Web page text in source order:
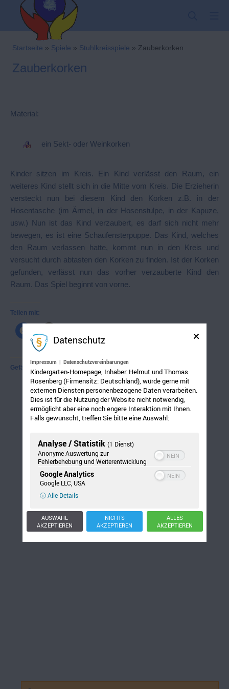
springen
Kindergarten-
Startseite » Spiele » Stuhlkreisspiele » Zauberkorken
Zauberkorken
Material:
ein Sekt- oder Weinkorken
Kinder sitzen im Kreis. Ein Kind verlässt den Raum, ein
weiteres Kind stellt sich in die Mitte vom Kreis. Die Erzieherin
versteckt nun bei diesem Kind den Korken z.B. in der
Hosentasche (im Ärmel, in der Hosenstulpe, in der Kapuze,
usw.) Nun ist das Kind verzaubert, es darf sich nicht mehr
bewegen, es ist eine Schaufensterpuppe. Das Kind, welches
den Raum verlassen hatte, kommt nun in den Kreis und
versucht durch abtasten den Korken zu finden. Ist der Korken
gefunden, verlässt nun das vorher verzauberte Kind den
Raum. Das Spiel beginnt von vorne.
Teilen mit:
Gefällt mir:
Suchen
Datenschutz
Impressum | Datenschutzvereinbarungen
Kindergarten-Homepage, Inhaber: Helmut und Thomas
Rosenberg (Firmensitz: Deutschland), würde gerne mit
externen Diensten personenbezogene Daten verarbeiten.
Dies ist für die Nutzung der Website nicht notwendig,
ermöglicht aber eine noch engere Interaktion mit Ihnen.
Falls gewünscht, treffen Sie bitte eine Auswahl:
Analyse / Statistik (1 Dienst)
Anonyme Auswertung zur
Fehlerbehebung und Weiterentwicklung
Google Analytics
Google LLC, USA
ⓘ Alle Details
AUSWAHL
AKZEPTIEREN
NICHTS
AKZEPTIEREN
ALLES
AKZEPTIEREN